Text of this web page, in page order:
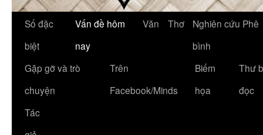
Số đặc
biệt
Vấn đề hôm
nay
Văn Thơ
Nghiên cứu Phê
bình
Gặp gỡ và trò
chuyện
Trên
Facebook/Minds
Biếm
họa
Thư
đọc
Tác